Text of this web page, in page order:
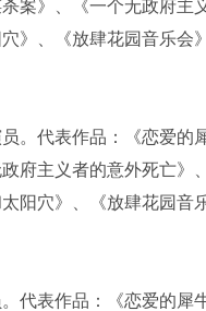
案》、《一个无政府主
》、《放肆花园音乐会
。代表作品：《恋爱的
府主义者的意外死亡》
阳穴》、《放肆花园音
代表作品：《恋爱的犀